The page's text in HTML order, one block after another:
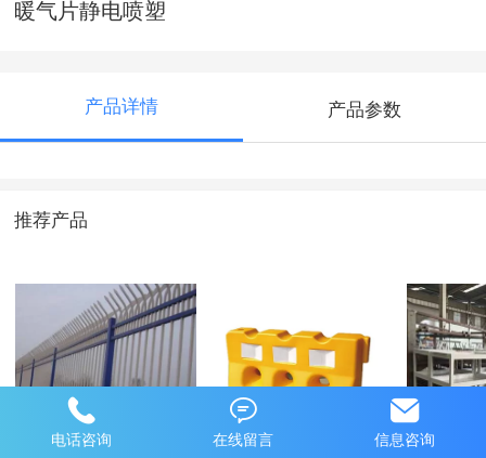
暖气片静电喷塑
产品详情 产品参数
推荐产品
铁艺护栏静电喷塑
交通护栏防护围栏
马路护栏
托盘静
电话咨询 在线留言 信息咨询